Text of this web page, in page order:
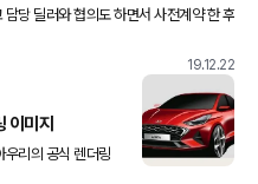
당 딜러와 협의도 하면서 사전계약 한 후
매비용에 대해 상세하게 협의하여 진행
19.12.22
이미지
우리의 공식 렌더링
적용한 아우라는 인